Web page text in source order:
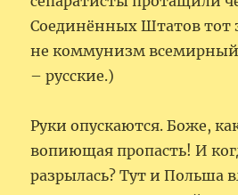
Соединённых Штатов тот
не коммунизм всемирный
– русские.)
Руки опускаются. Боже,
вопиющая пропасть! И
разрылась? Тут и Польша